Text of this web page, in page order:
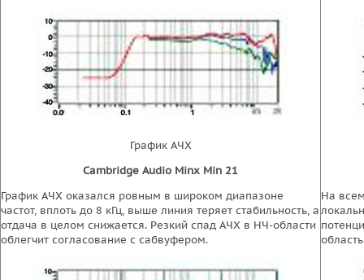
График АЧХ
Cambridge Audio Minx Min 21
График АЧХ оказался ровным в широком диапазоне
частот, вплоть до 8 кГц, выше линия теряет стабильность, а
отдача в целом снижается. Резкий спад АЧХ в НЧ-области
облегчит согласование с сабвуфером.
На